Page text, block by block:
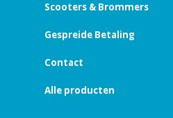
Scooters & Brommers
Gespreide Betaling
Contact
Alle producten